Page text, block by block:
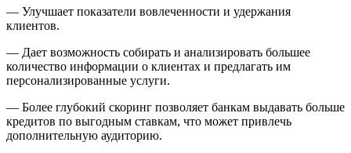
— Улучшает показатели вовлеченности и удержания
клиентов.
— Дает возможность собирать и анализировать большее
количество информации о клиентах и предлагать им
персонализированные услуги.
— Более глубокий скоринг позволяет банкам выдавать больше
кредитов по выгодным ставкам, что может привлечь
дополнительную аудиторию.